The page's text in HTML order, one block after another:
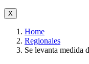
X
Home
Regionales
Se levanta medida